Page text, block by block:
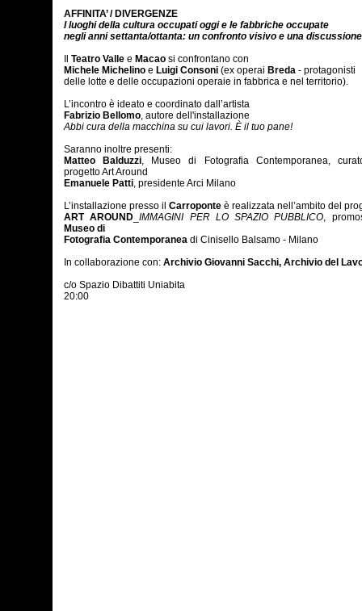
AFFINITA’ / DIVERGENZE
I luoghi della cultura occupati oggi e le fabbriche occupate
negli anni settanta/ottanta: un confronto visivo e una discussione
Teatro Valle e Macao si confrontano con
Michele Michelino e Luigi Consoni (ex operai Breda - protagonisti
delle lotte e delle occupazioni operaie in fabbrica e nel territorio).
L’incontro è ideato e coordinato dall’artista
Fabrizio Bellomo, autore dell'installazione
Abbi cura della macchina su cui lavori. È il tuo pane!
Saranno inoltre presenti:
Matteo Balduzzi, Museo di Fotografia Contemporanea,
progetto Art Around
Emanuele Patti, presidente Arci Milano
L’installazione presso il Carroponte è realizzata nell’ambito del
ART AROUND _IMMAGINI PER LO SPAZIO PUBBLICO,
Museo di
Fotografia Contemporanea di Cinisello Balsamo - Milano
In collaborazione con: Archivio Giovanni Sacchi, Archivio del
c/o Spazio Dibattiti Uniabita
20:00